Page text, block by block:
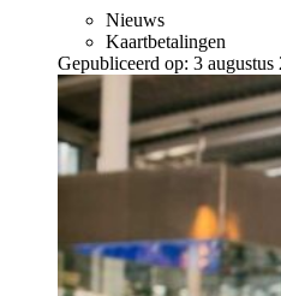
Nieuws
Kaartbetalingen
Gepubliceerd op: 3 augustus